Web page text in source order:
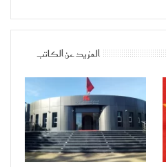
المزيد عن الكاتب